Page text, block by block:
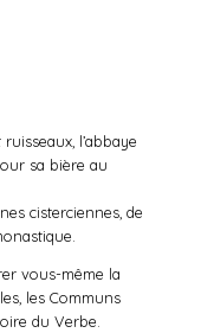
l’abbaye
sa bière au
cisterciennes, de
vous-même la
les Communs
du Verbe.